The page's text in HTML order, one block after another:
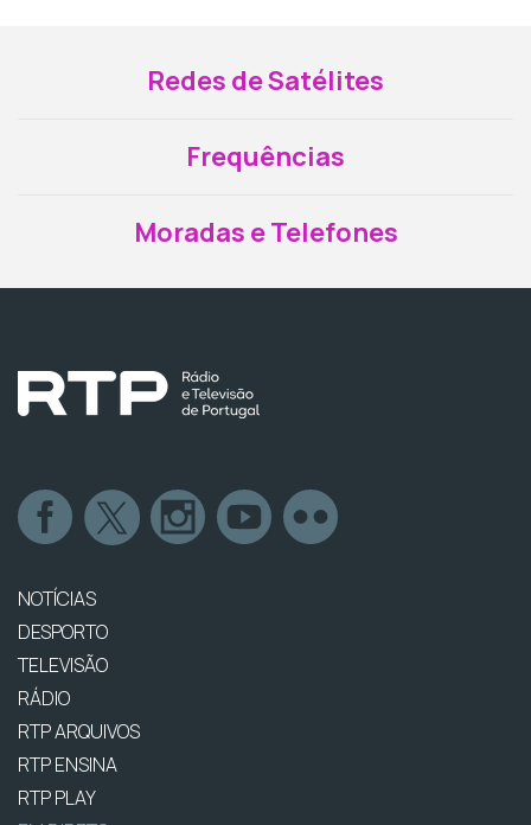
Redes de Satélites
Frequências
Moradas e Telefones
NOTÍCIAS
DESPORTO
TELEVISÃO
RÁDIO
RTP ARQUIVOS
RTP ENSINA
RTP PLAY